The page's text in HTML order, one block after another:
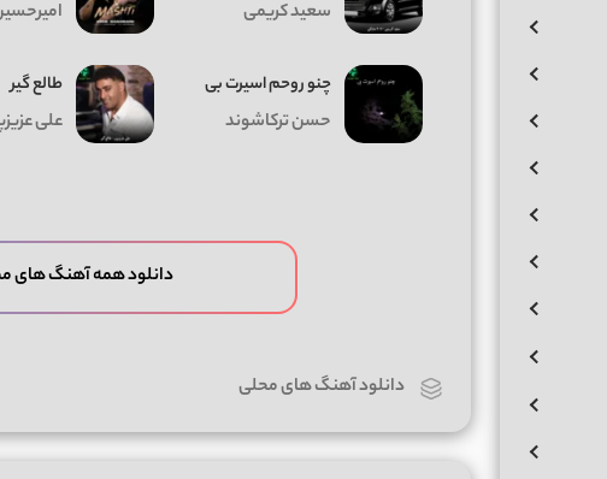
سعید کریمی
چنو روحم اسیرت بی
حسن ترکاشوند
طالع گیر
علی
دانلود همه آهنگ های
دانلود آهنگ های محلی